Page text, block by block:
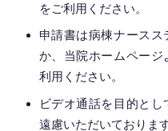
をご利用ください。
申請書は病棟ナースス
か、当院ホームペー
利用ください。
ビデオ通話を目的と
遠慮いただいております